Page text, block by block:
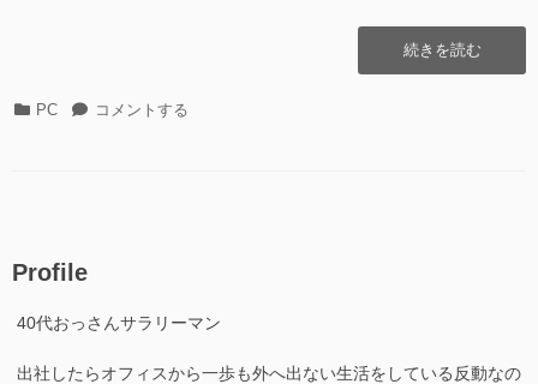
“Ubuntu
22.04
続きを読む
カ
PC
Ubuntu
的
無
コメントする
Profile
40代おっさんサラリーマン
出社したらオフィスから一歩も外へ出ない生活をしている反動なの